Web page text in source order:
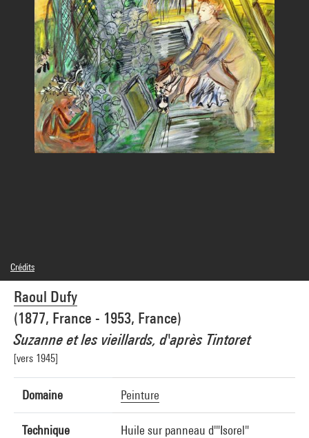
Raoul Dufy
(1877, France - 1953, France)
Suzanne et les vieillards, d'après Tintoret
[vers 1945]
Domaine Peinture
Technique Huile sur panneau d'"Isorel"
Crédits
Domaine public
Crédit photographique : Centre Pompidou, MNAM-CCI/Jean-François Tomasian/Dist.
GrandPalaisRmn
Réf. image : 4F00098 [2001 CX 0343]
Diffusion image :GrandPalaisRmnPhoto